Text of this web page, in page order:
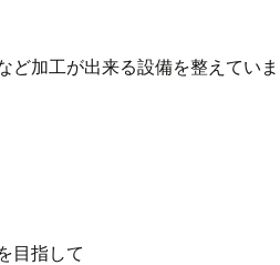
ど加工が出来る設備を整えていま
目指して